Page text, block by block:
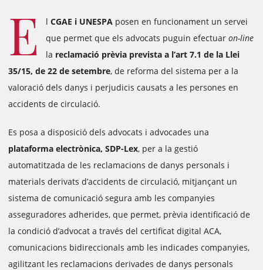
E l CGAE i UNESPA posen en funcionament un servei
que permet que els advocats puguin efectuar on-line
la reclamació prèvia prevista a l’art 7.1 de la Llei
35/15, de 22 de setembre, de reforma del sistema per a la
valoració dels danys i perjudicis causats a les persones en
accidents de circulació.
Es posa a disposició dels advocats i advocades una
plataforma electrònica, SDP-Lex, per a la gestió
automatitzada de les reclamacions de danys personals i
materials derivats d’accidents de circulació, mitjançant un
sistema de comunicació segura amb les companyies
asseguradores adherides, que permet, prèvia identificació de
la condició d’advocat a través del certificat digital ACA,
comunicacions bidireccionals amb les indicades companyies,
agilitzant les reclamacions derivades de danys personals